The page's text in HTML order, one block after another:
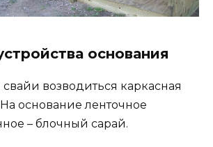
основания
возводиться каркасная
основание ленточное
– блочный сарай.